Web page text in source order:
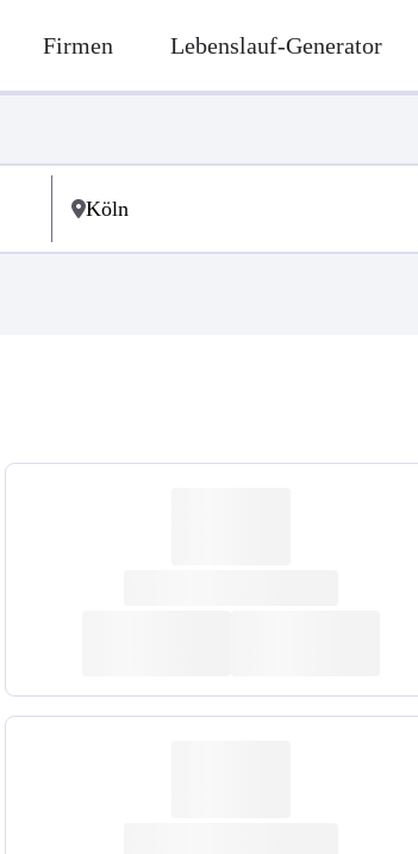
Firmen Lebenslauf-Generator